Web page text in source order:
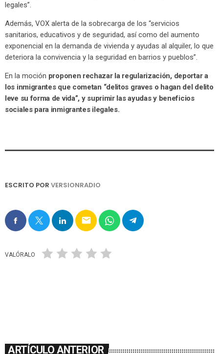
legales”.
Además, VOX alerta de la sobrecarga de los “servicios
sanitarios, educativos y de seguridad, así como del aumento
exponencial en la demanda de vivienda y ayudas al alquiler, lo que
deteriora la convivencia y la seguridad en barrios y pueblos”.
En la moción proponen rechazar la regularización, deportar a
los inmigrantes que cometan “delitos graves o hagan del delito
leve su forma de vida”, y suprimir las ayudas y beneficios
sociales para inmigrantes ilegales.
ESCRITO POR VERSIONRADIO
email
VALÓRALO
ARTÍCULO ANTERIOR